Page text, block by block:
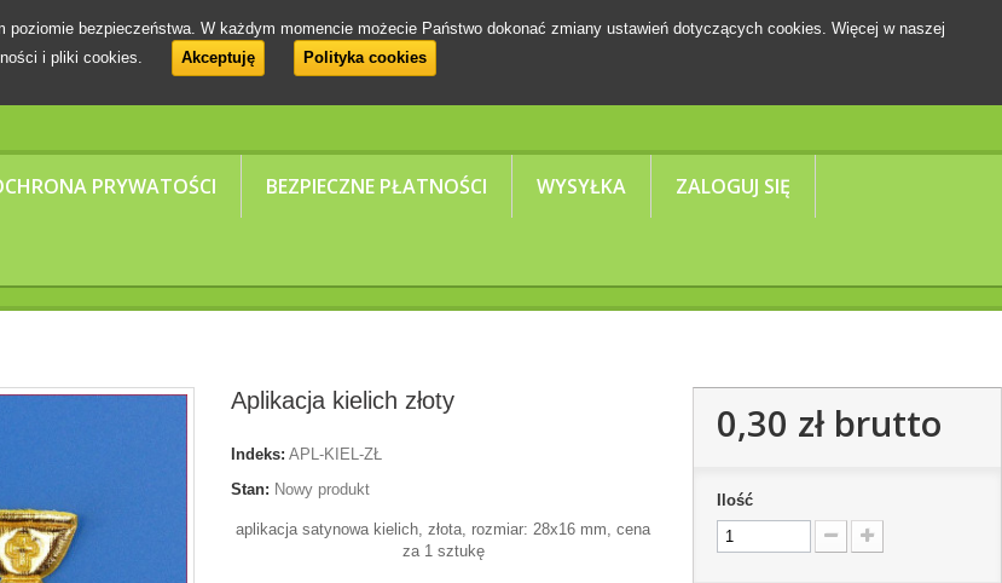
PRYWATOŚCI BEZPIECZNE PŁATNOŚCI WYSYŁKA ZALOGUJ SIĘ
bezpieczeństwa. W każdym momencie możecie Państwo dokonać zmiany ustawień dotyczących cookies. Więcej w naszej
i pliki cookies.
Akceptuję Polityka cookies
Aplikacja kielich złoty
Indeks: APL-KIEL-ZŁ
Stan: Nowy produkt
aplikacja satynowa kielich, złota, rozmiar: 28x16 mm, cena
za 1 sztukę
0,30 złbrutto
Ilość